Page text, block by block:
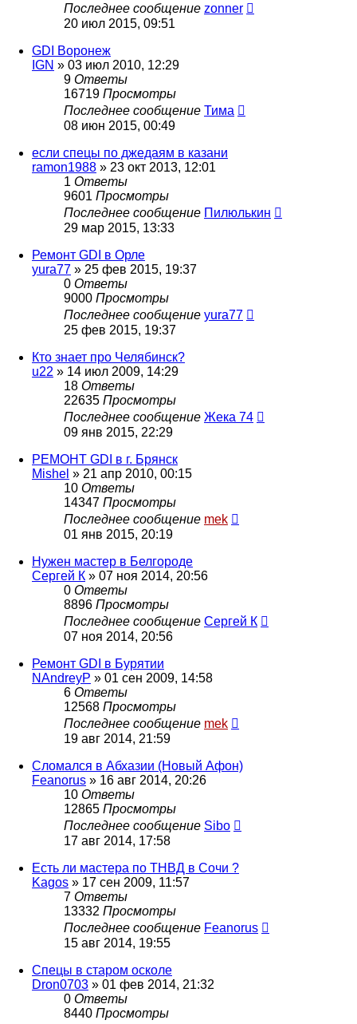
Последнее сообщение zonner
20 июл 2015, 09:51
GDI Воронеж
IGN » 03 июл 2010, 12:29
9 Ответы
16719 Просмотры
Последнее сообщение Тимa
08 июн 2015, 00:49
если спецы по джедаям в казани
ramon1988 » 23 окт 2013, 12:01
1 Ответы
9601 Просмотры
Последнее сообщение Пилюлькин
29 мар 2015, 13:33
Ремонт GDI в Орле
yura77 » 25 фев 2015, 19:37
0 Ответы
9000 Просмотры
Последнее сообщение yura77
25 фев 2015, 19:37
Кто знает про Челябинск?
u22 » 14 июл 2009, 14:29
18 Ответы
22635 Просмотры
Последнее сообщение Жека 74
09 янв 2015, 22:29
РЕМОНТ GDI в г. Брянск
Mishel » 21 апр 2010, 00:15
10 Ответы
14347 Просмотры
Последнее сообщение mek
01 янв 2015, 20:19
Нужен мастер в Белгороде
Сергей К » 07 ноя 2014, 20:56
0 Ответы
8896 Просмотры
Последнее сообщение Сергей К
07 ноя 2014, 20:56
Ремонт GDI в Бурятии
NAndreyP » 01 сен 2009, 14:58
6 Ответы
12568 Просмотры
Последнее сообщение mek
19 авг 2014, 21:59
Сломался в Абхазии (Новый Афон)
Feanorus » 16 авг 2014, 20:26
10 Ответы
12865 Просмотры
Последнее сообщение Sibo
17 авг 2014, 17:58
Есть ли мастера по ТНВД в Сочи ?
Kagos » 17 сен 2009, 11:57
7 Ответы
13332 Просмотры
Последнее сообщение Feanorus
15 авг 2014, 19:55
Спецы в старом осколе
Dron0703 » 01 фев 2014, 21:32
0 Ответы
8440 Просмотры